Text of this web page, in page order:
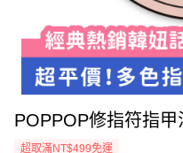
POPPOP修指符指
超取滿NT$499免運